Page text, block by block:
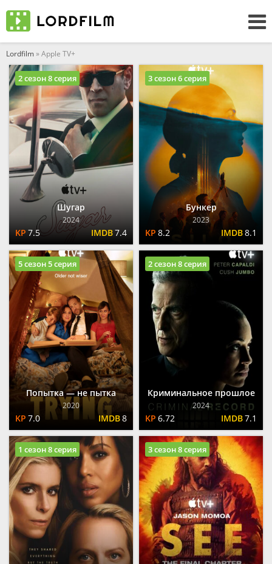
Lordfilm» Apple TV+
Шугар
2024
7.5 7.4
2 сезон 8 серия
Бункер
2023
8.2 8.1
3 сезон 6 серия
Попытка — не пытка
2020
7.0 8
5 сезон 5 серия
Криминальное прошлое
2024
6.72 7.1
2 сезон 8 серия
1 сезон 8 серия 3 сезон 8 серия